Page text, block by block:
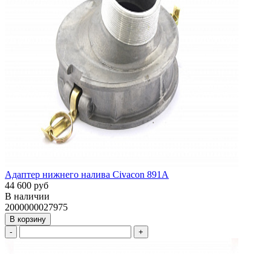
Адаптер нижнего налива Civacon 891A
44 600 руб
В наличии
2000000027975
В корзину
-
+